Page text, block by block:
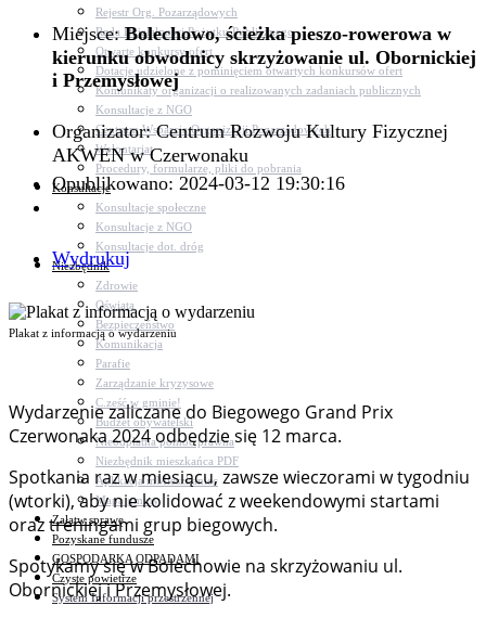
Rejestr Org. Pozarządowych
Rada Działalności Pożytku Publicznego
Otwarte konkursy ofert
Dotacje udzielone z pominięciem otwartych konkursów ofert
Komunikaty organizacji o realizowanych zadaniach publicznych
Konsultacje z NGO
Centrum Wsparcia Organizacji Pozarządowych
Wolontariat
Procedury, formularze, pliki do pobrania
Konsultacje
Konsultacje społeczne
Konsultacje z NGO
Konsultacje dot. dróg
Niezbędnik
Zdrowie
Oświata
Bezpieczeństwo
Komunikacja
Parafie
Zarządzanie kryzysowe
C.ześć w gminie!
Budżet obywatelski
Nieodpłatna pomoc prawna
Niezbędnik mieszkańca PDF
Aplikacja mMieszkaniec
Mapa gminy
Załatw sprawę
Pozyskane fundusze
GOSPODARKA ODPADAMI
Czyste powietrze
System Informacji przestrzennej
Miejsce:Bolechowo, ścieżka pieszo-rowerowa w
kierunku obwodnicy skrzyżowanie ul. Obornickiej
i Przemysłowej
Organizator: Centrum Rozwoju Kultury Fizycznej
AKWEN w Czerwonaku
Opublikowano: 2024-03-12 19:30:16
Wydrukuj
Plakat z informacją o wydarzeniu
Wydarzenie zaliczane do Biegowego Grand Prix
Czerwonaka 2024 odbędzie się 12 marca.
Spotkania raz w miesiącu, zawsze wieczorami w tygodniu
(wtorki), aby nie kolidować z weekendowymi startami
oraz treningami grup biegowych.
Spotykamy się w Bolechowie na skrzyżowaniu ul.
Obornickiej i Przemysłowej.